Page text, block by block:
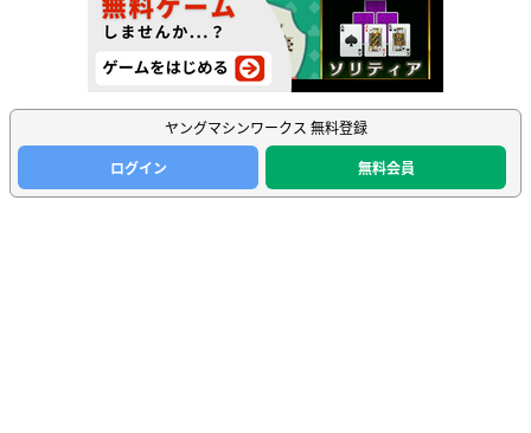
ヤングマシンワークス 無料登録
ログイン
無料会員